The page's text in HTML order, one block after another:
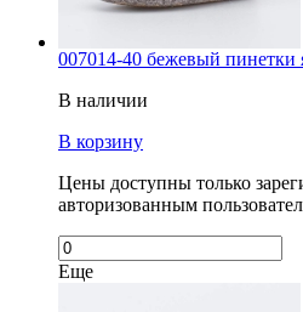
007014-40 бежевый пинетки
В наличии
В корзину
Цены доступны только
авторизованным
Еще